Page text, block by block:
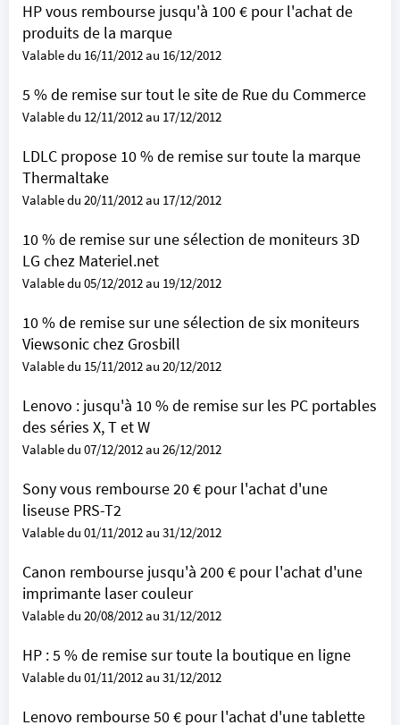
HP vous rembourse jusqu'à 100 € pour l'achat de
produits de la marque
Valable du 16/11/2012 au 16/12/2012
5 % de remise sur tout le site de Rue du Commerce
Valable du 12/11/2012 au 17/12/2012
LDLC propose 10 % de remise sur toute la marque
Thermaltake
Valable du 20/11/2012 au 17/12/2012
10 % de remise sur une sélection de moniteurs 3D
LG chez Materiel.net
Valable du 05/12/2012 au 19/12/2012
10 % de remise sur une sélection de six moniteurs
Viewsonic chez Grosbill
Valable du 15/11/2012 au 20/12/2012
Lenovo : jusqu'à 10 % de remise sur les PC portables
des séries X, T et W
Valable du 07/12/2012 au 26/12/2012
Sony vous rembourse 20 € pour l'achat d'une
liseuse PRS-T2
Valable du 01/11/2012 au 31/12/2012
Canon rembourse jusqu'à 200 € pour l'achat d'une
imprimante laser couleur
Valable du 20/08/2012 au 31/12/2012
HP : 5 % de remise sur toute la boutique en ligne
Valable du 01/11/2012 au 31/12/2012
Lenovo rembourse 50 € pour l'achat d'une tablette